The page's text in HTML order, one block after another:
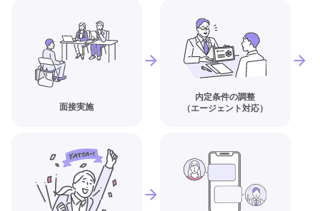
面接実施
内定条件の調整
（エージェント対応）